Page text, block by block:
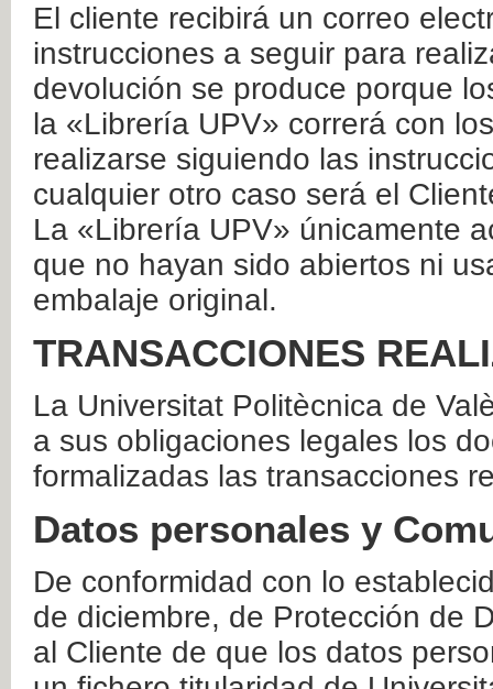
El cliente recibirá un correo
instrucciones a seguir para
devolución se produce porque
la «Librería UPV» correrá con
realizarse siguiendo las
cualquier otro caso será el
La «Librería UPV» únicamente
que no hayan sido abiertos ni
embalaje original.
TRANSACCIONES
La Universitat Politècnica de
a sus obligaciones legales los
formalizadas las transacciones
Datos personales y
De conformidad con lo
de diciembre, de Protección de
al Cliente de que los datos